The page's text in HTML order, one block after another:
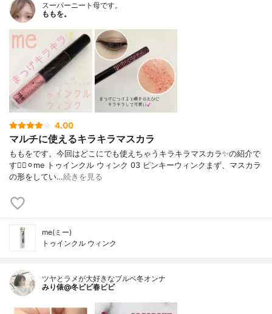
スーパーニート母です。
ももを。
4.00
マルチに使えるキラキラマスカラ
ももをです。今回はどこにでも使えちゃうキラキラマスカラ✨の紹介で
す🙋‍♀️⚪︎me トゥインクル ウィンク 03 ピンキーウィンクまず、マスカラ
の形をしてい…続きを見る
me(ミー)
トゥインクル ウィンク
ツヤとラメが大好きなブルベ冬オンナ
みり俵@冬ビビ春ビビ